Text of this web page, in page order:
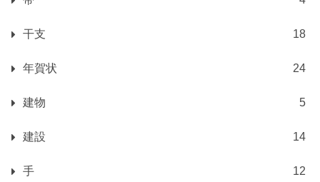
干支 18
年賀状 24
建物 5
建設 14
手 12